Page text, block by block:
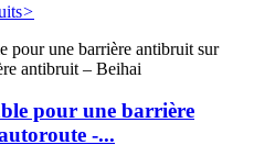
>
pour une barrière
-...